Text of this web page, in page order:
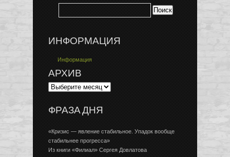
ИНФОРМАЦИЯ
Информация
АРХИВ
ФРАЗА ДНЯ
«Кризис — явление стабильное. Упадок вообще
стабильнее прогресса»
Из книги «Филиал» Сергея Довлатова